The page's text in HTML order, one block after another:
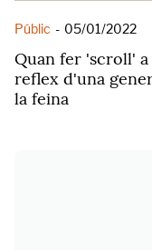
Públic - 05/01/2022
Quan fer 'scroll'
reflex d'una
la feina